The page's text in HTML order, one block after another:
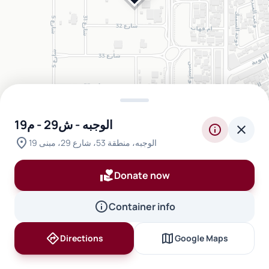
inventory_2
الوجبه - ش29 - م19
location_on الوجبه، منطقة 53، شارع 29، مبنى 19
info close
volunteer_activismDonate now
infoContainer info
directionsDirections mapGoogle Maps